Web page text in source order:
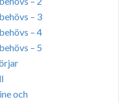
– 3
– 4
– 5
och